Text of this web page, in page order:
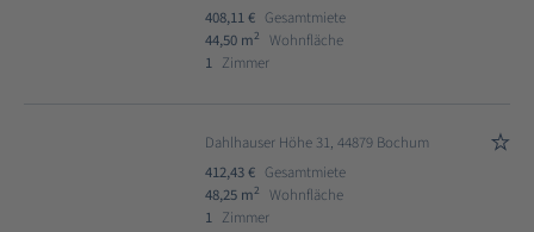
408,11 € Gesamtmiete
44,50 m2
Wohnfläche
1 Zimmer
Dahlhauser Höhe 31, 44879 Bochum
412,43 € Gesamtmiete
48,25 m2
Wohnfläche
1 Zimmer